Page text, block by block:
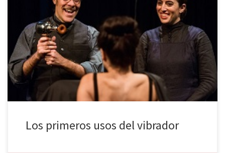
Con coproducción de LaBrutal y La Villarroel, Julio Manrique
vuelve a la dirección escénica con L’habitació del costat, la versión
catalana, traducida por Joan Sellent, de The vibrator play, de la
dramaturga norteamericana Sarah Ruhl. La obra, situada en un
pueblo a las afueras de Nueva York hacia finales del […]
Los primeros usos del vibrador